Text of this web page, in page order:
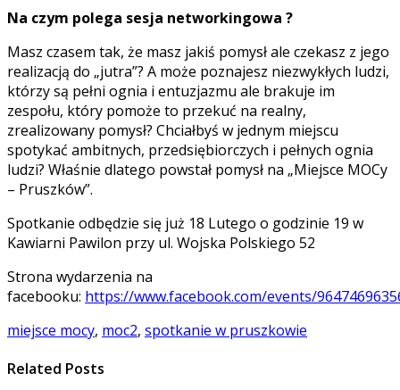
Na czym polega sesja networkingowa ?
Masz czasem tak, że masz jakiś pomysł ale czekasz z jego
realizacją do „jutra”? A może poznajesz niezwykłych ludzi,
którzy są pełni ognia i entuzjazmu ale brakuje im
zespołu, który pomoże to przekuć na realny,
zrealizowany pomysł? Chciałbyś w jednym miejscu
spotykać ambitnych, przedsiębiorczych i pełnych ognia
ludzi? Właśnie dlatego powstał pomysł na „Miejsce MOCy
– Pruszków”.
Spotkanie odbędzie się już 18 Lutego o godzinie 19 w
Kawiarni Pawilon przy ul. Wojska Polskiego 52
Strona wydarzenia na
facebooku: https://www.facebook.com/events/
miejsce mocy, moc2, spotkanie w pruszkowie
Related Posts